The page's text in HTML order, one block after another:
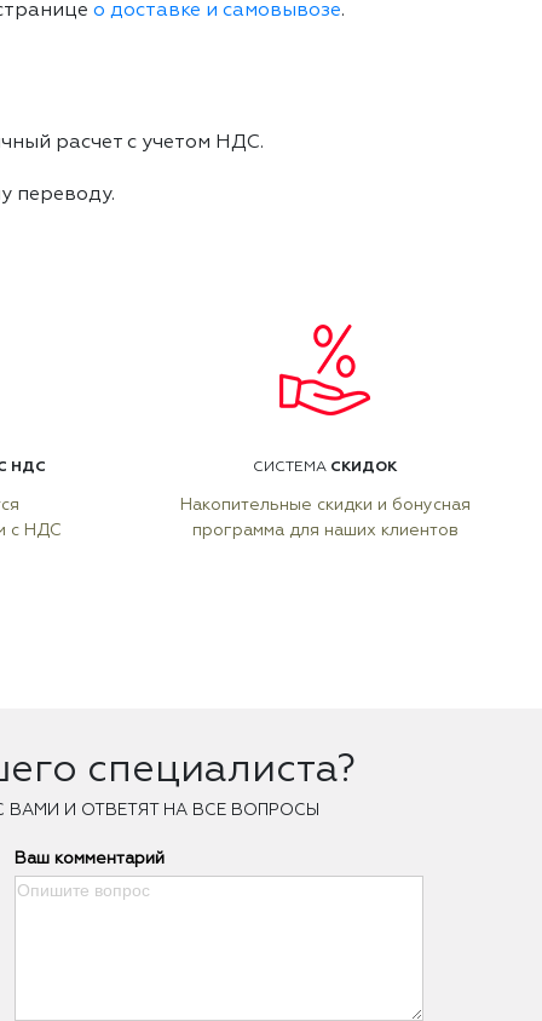
о доставке и самовывозе.
расчет с учетом НДС.
переводу.
НДС
с НДС
СИСТЕМА СКИДОК
Накопительные скидки и бонусная
программа для наших клиентов
специалиста?
ВАМИ И ОТВЕТЯТ НА ВСЕ ВОПРОСЫ
Ваш комментарий